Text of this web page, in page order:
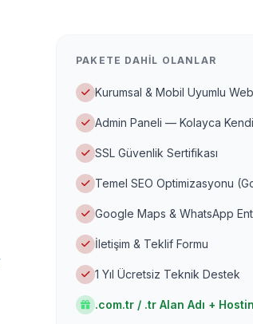
PAKETE DAHIL OLANLAR
Kurumsal & Mobil Uyumlu
Admin Paneli — Kolayca
SSL Güvenlik Sertifikası
Temel SEO Optimizasyonu
Google Maps & WhatsApp
İletişim & Teklif Formu
1 Yıl Ücretsiz Teknik Destek
.com.tr / .tr Alan Adı +